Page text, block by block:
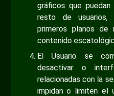
gráficos que
resto de usuarios,
primeros planos de
contenido
El Usuario se
desactivar o
relacionadas con la
impidan o limiten el